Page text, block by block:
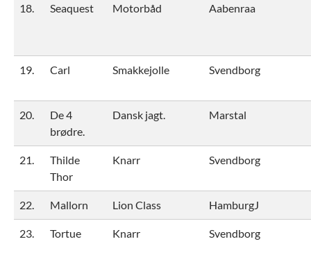
18. Seaquest Motorbåd Aabenraa
19. Carl Smakkejolle Svendborg
20.
De 4
brødre.
Dansk jagt. Marstal
21.
Thilde
Thor
Knarr Svendborg
22. Mallorn Lion Class HamburgJ
23. Tortue Knarr Svendborg